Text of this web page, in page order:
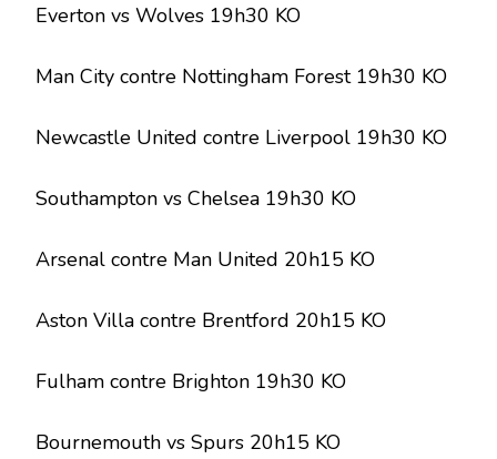
Everton vs Wolves 19h30 KO
Man City contre Nottingham Forest 19h30 KO
Newcastle United contre Liverpool 19h30 KO
Southampton vs Chelsea 19h30 KO
Arsenal contre Man United 20h15 KO
Aston Villa contre Brentford 20h15 KO
Fulham contre Brighton 19h30 KO
Bournemouth vs Spurs 20h15 KO